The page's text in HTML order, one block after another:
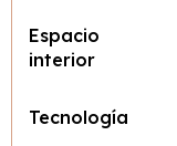
Espacio
interior
Tecnología